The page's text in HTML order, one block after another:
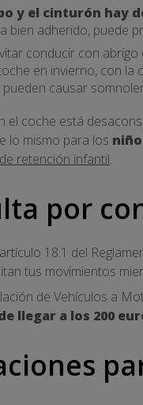
y el cinturón hay
bien adherido, puede
conducir con abrigo
en invierno, con
causar
el coche está
lo mismo para los
retención infantil.
por
18.1 del
tus movimientos
de Vehículos a
llegar a los 200